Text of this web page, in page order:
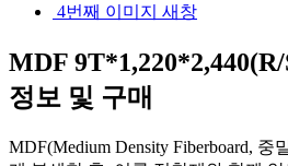
4번째 이미지 새창
MDF
정보 및 구매
MDF(Medium Density Fiberboard,